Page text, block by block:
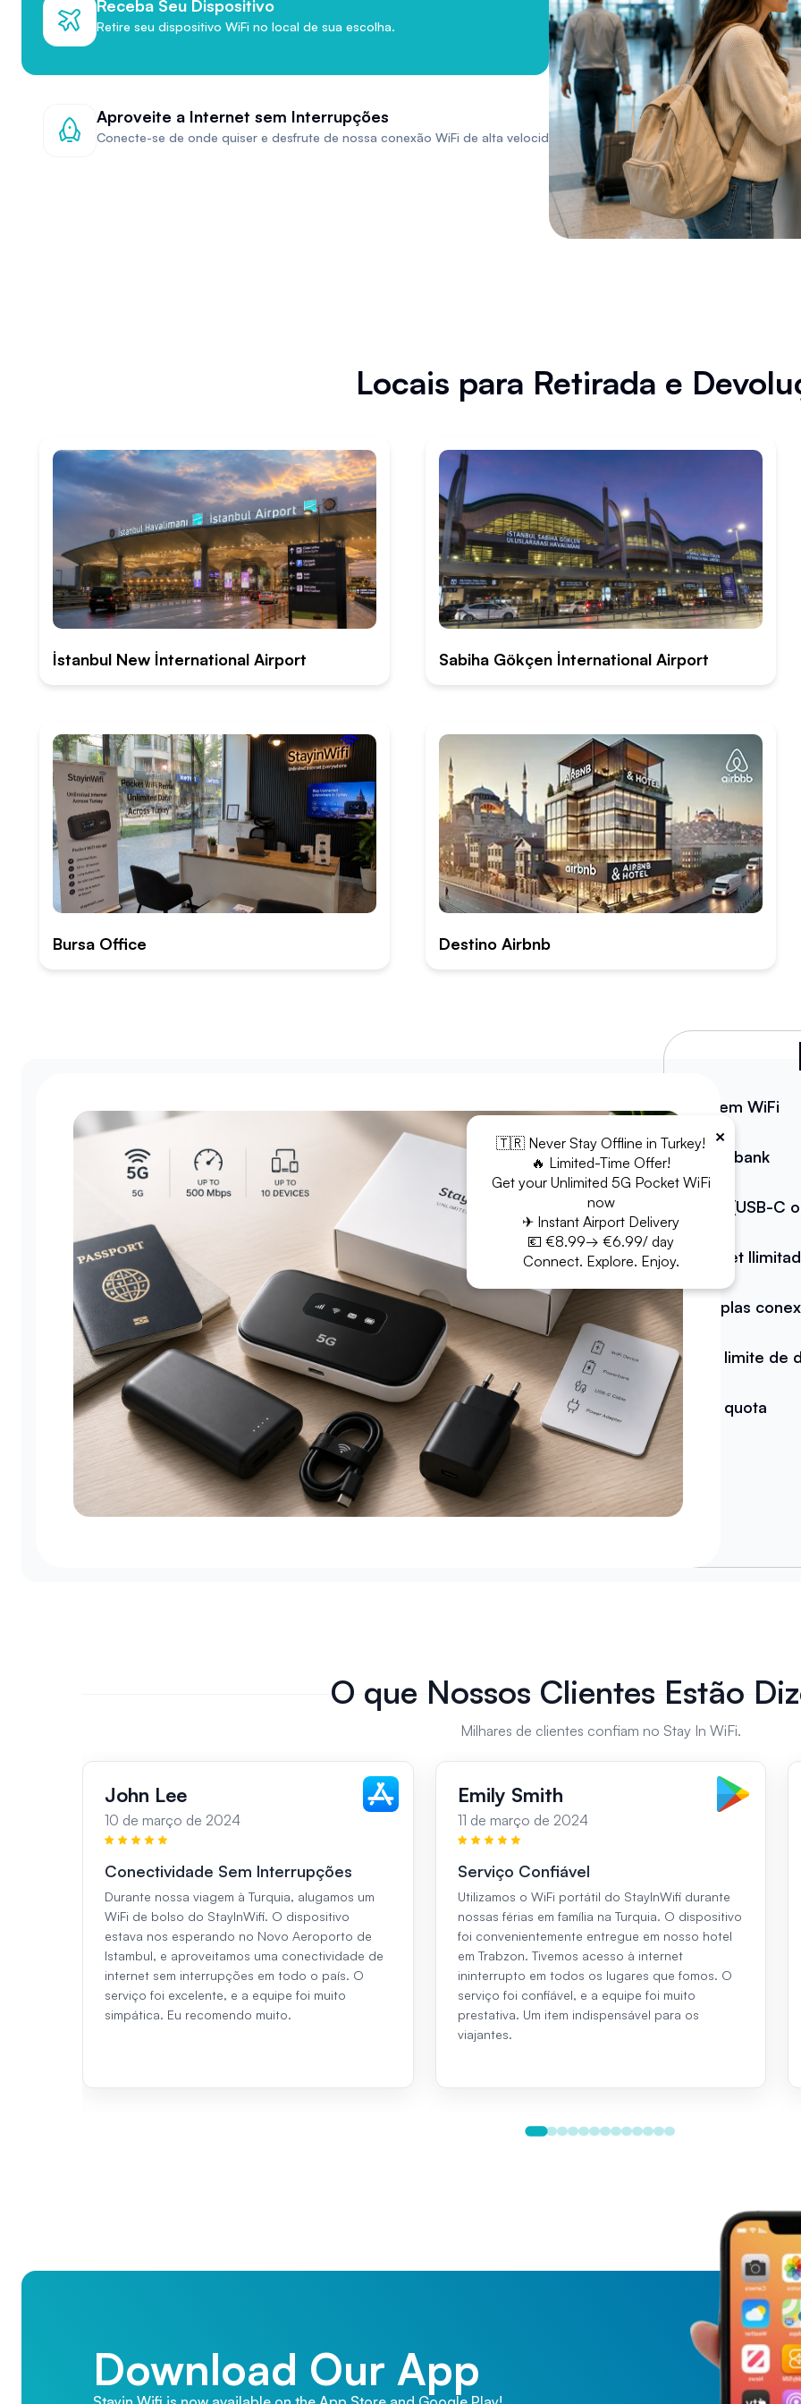
Receba Seu Dispositivo
Retire seu dispositivo WiFi no local de sua escolha.
Aproveite a Internet sem Interrupções
Conecte-se de onde quiser e desfrute de nossa conexão WiFi de alta velocidade.
Locais para Retirada e
İstanbul New İnternational Airport Sabiha Gökçen İnternational Airport
Bursa Office Destino Airbnb
Modem WiFi
Powerbank
Cabo (USB-C
Internet
Múltiplas
Sem limite de
Sem quota
O que Nossos Clientes Estão
Milhares de clientes confiam no Stay In WiFi.
John Lee
10 de março de 2024
Conectividade Sem Interrupções
Durante nossa viagem à Turquia, alugamos um
WiFi de bolso do StayInWifi. O dispositivo
estava nos esperando no Novo Aeroporto de
Istambul, e aproveitamos uma conectividade de
internet sem interrupções em todo o país. O
serviço foi excelente, e a equipe foi muito
simpática. Eu recomendo muito.
Emily Smith
11 de março de 2024
Serviço Confiável
Utilizamos o WiFi portátil do StayInWifi durante
nossas férias em família na Turquia. O dispositivo
foi convenientemente entregue em nosso hotel
em Trabzon. Tivemos acesso à internet
ininterrupto em todos os lugares que fomos. O
serviço foi confiável, e a equipe foi muito
prestativa. Um item indispensável para os
viajantes.
Download Our App
×
🇹🇷 Never Stay Offline in Turkey!
🔥 Limited-Time Offer!
Get your Unlimited 5G Pocket WiFi
now
✈ Instant Airport Delivery
💶 €8.99→ €6.99/ day
Connect. Explore. Enjoy.